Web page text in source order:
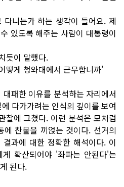
니는가 하는 생각이 들어요. 제
있도록 해주는 사람이 대통령이
듯이 말했다.
떻게 청와대에서 근무합니까'
패한 이유를 분석하는 자리에서
다가가려는 인식의 깊이를 보여
찰에 그쳤다. 이런 분석은 모처럼
찬물을 끼얹는 것이다. 선거의
과에 대한 정확한 해석이다. 이
확산되어야 '좌파는 안된다'는
된다.